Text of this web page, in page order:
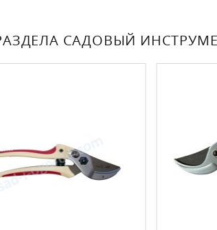
САДОВЫЙ